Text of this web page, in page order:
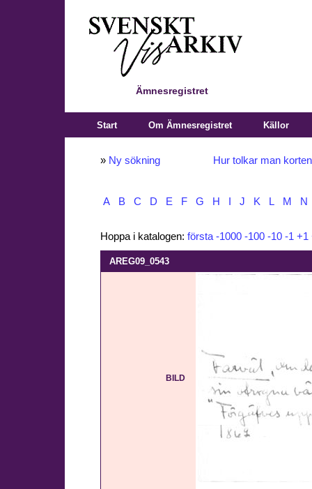
Ämnesregistret
Start Om Ämnesregistret Källor
» Ny sökning Hur tolkar man
A B C D E F G H J K L M N
Hoppa i katalogen: första -1000 -100 -10 -1 +1
AREG09_0543
BILD